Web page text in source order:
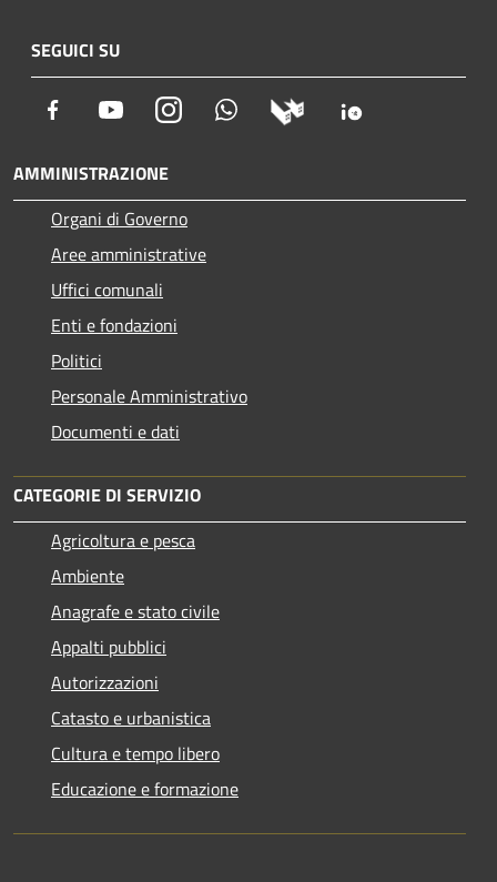
SEGUICI SU
Facebook YoutubeInstagram Whatsapp
AMMINISTRAZIONE
Organi di Governo
Aree amministrative
Uffici comunali
Enti e fondazioni
Politici
Personale Amministrativo
Documenti e dati
CATEGORIE DI SERVIZIO
Agricoltura e pesca
Ambiente
Anagrafe e stato civile
Appalti pubblici
Autorizzazioni
Catasto e urbanistica
Cultura e tempo libero
Educazione e formazione